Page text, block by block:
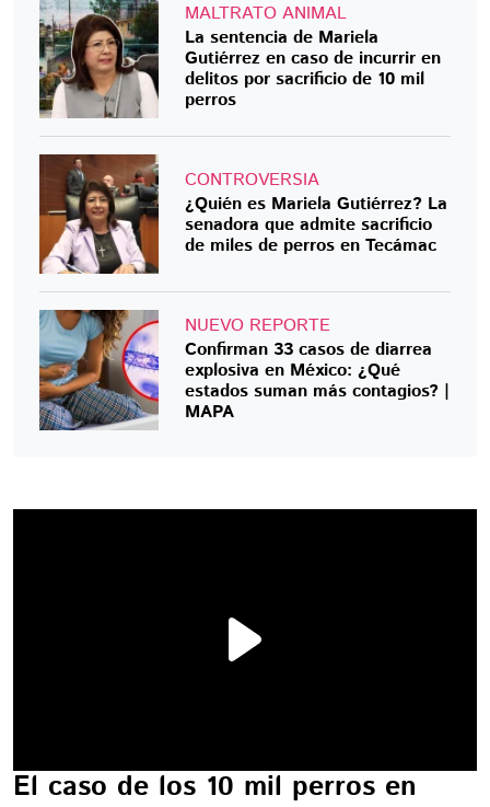
MALTRATO ANIMAL
La sentencia de Mariela
Gutiérrez en caso de incurrir en
delitos por sacrificio de 10 mil
perros
CONTROVERSIA
¿Quién es Mariela Gutiérrez? La
senadora que admite sacrificio
de miles de perros en Tecámac
NUEVO REPORTE
Confirman 33 casos de diarrea
explosiva en México: ¿Qué
estados suman más contagios? |
MAPA
El caso de los 10 mil perros en